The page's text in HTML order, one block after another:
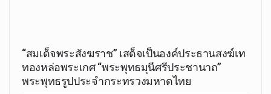
“สมเด็จพระสังฆราช” เสด็จเป็นองค์ประธานสงฆ์เท
ทองหล่อพระเกศ “พระพุทธมุนีศรีประชานาถ”
พระพุทธรูปประจำกระทรวงมหาดไทย